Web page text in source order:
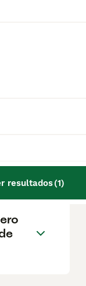
resultados(1)